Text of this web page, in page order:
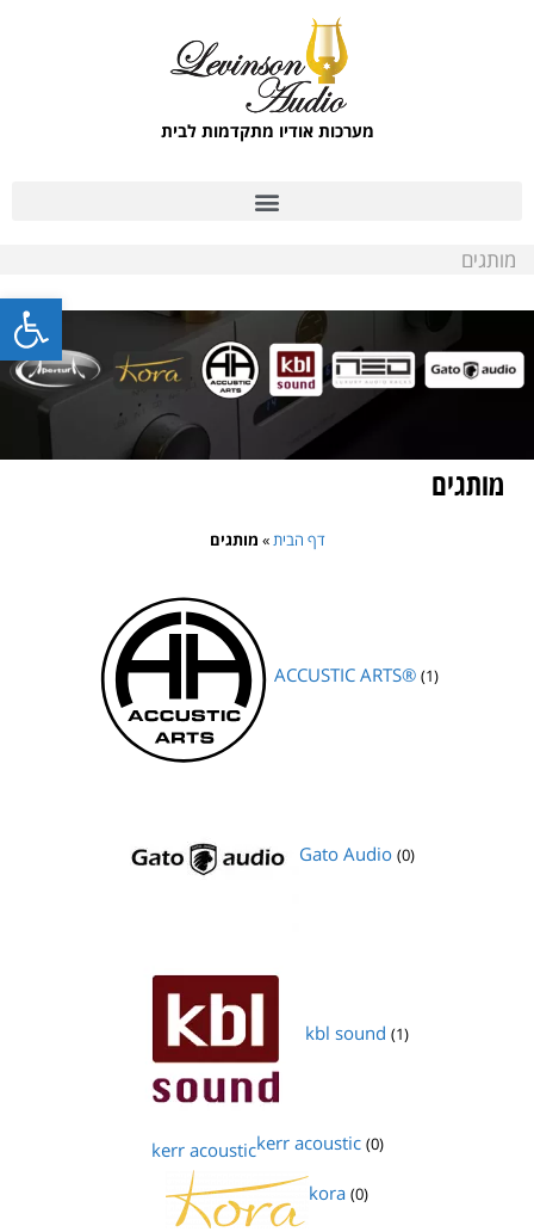
פתח
מערכות אודיו מתקדמות לבית
מותגים
מותגים
דף הבית» מותגים
ACCUSTIC ARTS® (1)
Gato Audio (0)
kbl sound (1)
kerr acoustic (0)
kerr acoustic
kora (0)